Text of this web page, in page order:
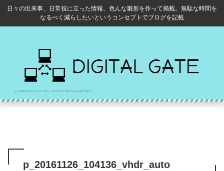
日々の出来事、日常役に立った情報、色んな雛形を作って掲載。無駄な時間を
なるべく減らしたいというコンセプトでブログを記載
p_20161126_104136_vhdr_auto